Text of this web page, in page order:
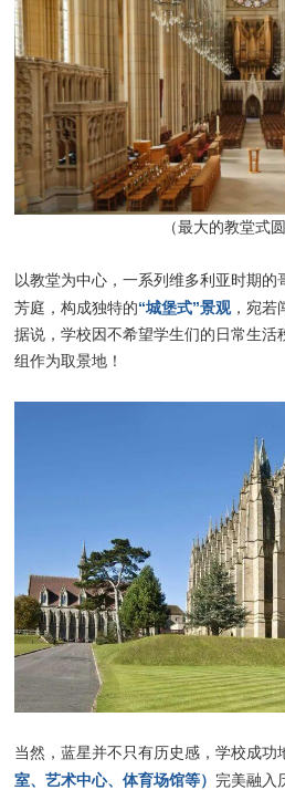
（最⼤的教堂式
以教堂为中心，一系列维多利亚时期
芳庭，构成独特的“城堡式”景观，宛若
据说，学校因不希望学生们的日常生活
组作为取景地！
当然，蓝星并不只有历史感，学校成功
室、艺术中心、体育场馆等） 完美融入